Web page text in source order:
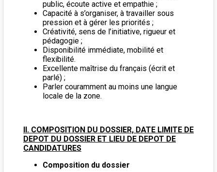
public, écoute active et empathie ;
Capacité à s’organiser, à travailler sous
pression et à gérer les priorités ;
Créativité, sens de l’initiative, rigueur et
pédagogie ;
Disponibilité immédiate, mobilité et
flexibilité.
Excellente maîtrise du français (écrit et
parlé) ;
Parler couramment au moins une langue
locale de la zone.
II. COMPOSITION DU DOSSIER, DATE LIMITE DE
DEPOT DU DOSSIER ET LIEU DE DEPOT DE
CANDIDATURES
Composition du dossier